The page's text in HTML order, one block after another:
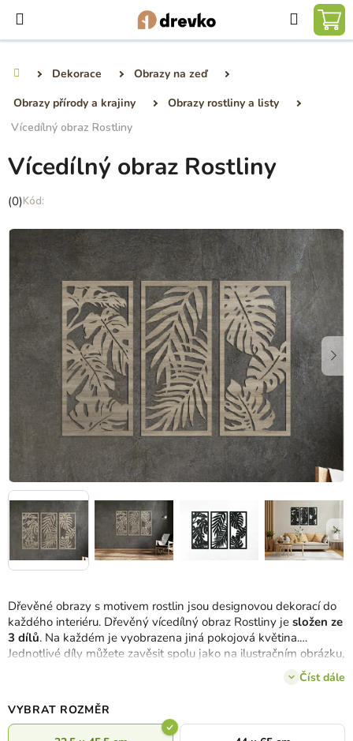
obsah
Hledat
Dekorace
Obrazy na zeď
Obrazy přírody a krajiny
Obrazy rostliny a listy
Vícedílný obraz Rostliny
Dřevěné obrazy s motivem rostlin jsou designovou dekorací do
každého interiéru. Dřevěný vícedílný obraz Rostliny je složen ze
3 dílů. Na každém je vyobrazena jiná pokojová květina.
Jednotlivé díly můžete zavěsit spolu jako na ilustračním obrázku,
Číst dále
VYBRAT ROZMĚR
Vícedílný obraz Rostliny
Průměrné
produktu
0,0
z
hvězdiček.
(0)